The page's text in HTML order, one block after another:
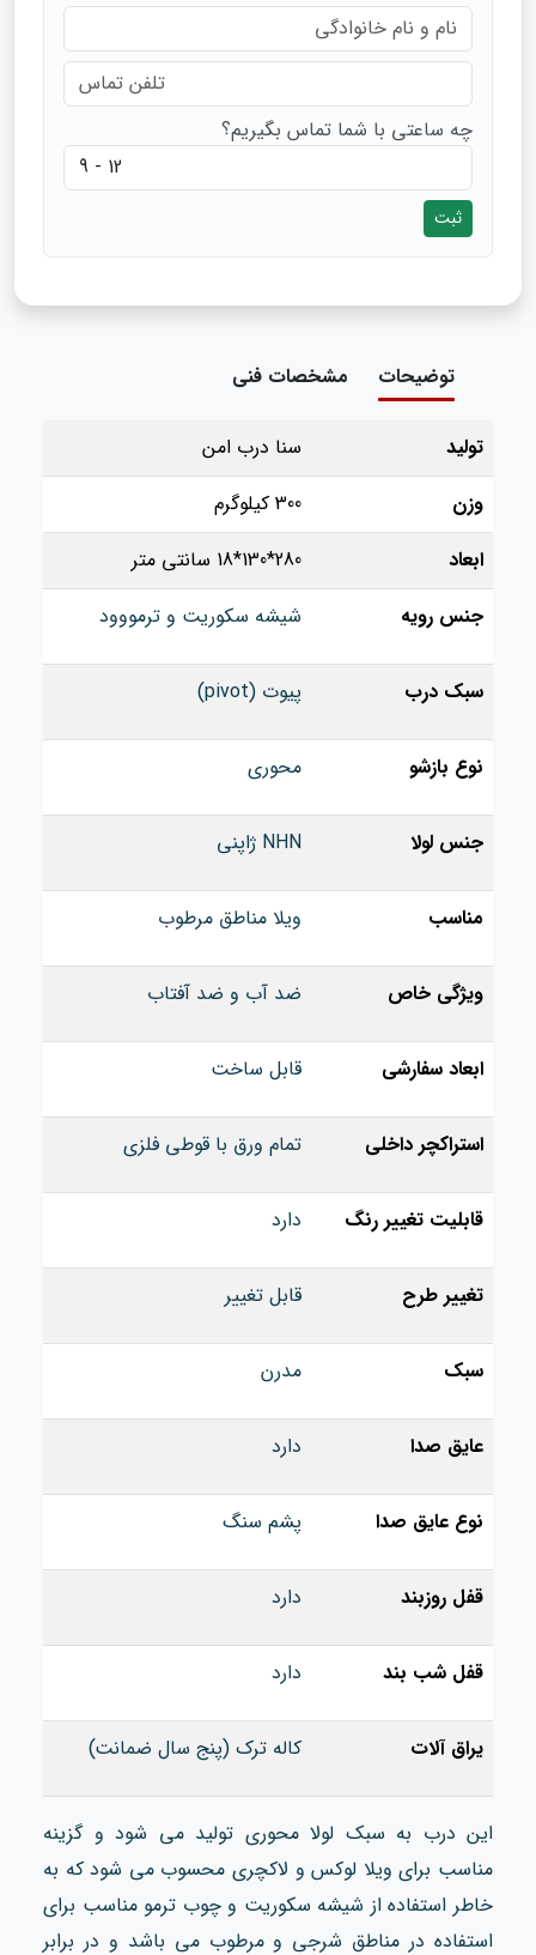
چه ساعتی با شما تماس بگیریم؟
ثبت
توضیحات مشخصات فنی
تولید
سنا درب امن
وزن
300 کیلوگرم
ابعاد
280*130*18 سانتی متر
جنس رویه
شیشه سکوریت و ترمووود
سبک درب پیوت (pivot)
نوع بازشو محوری
جنس لولا NHN ژاپنی
مناسب ویلا مناطق مرطوب
ویژگی خاص ضد آب و ضد آفتاب
ابعاد سفارشی قابل ساخت
استراکچر داخلی تمام ورق با قوطی فلزی
قابلیت تغییر رنگ دارد
تغییر طرح قابل تغییر
سبک مدرن
عایق صدا دارد
نوع عایق صدا پشم سنگ
قفل روزبند دارد
قفل شب بند دارد
یراق آلات کاله ترک (پنج سال ضمانت)
این درب به سبک لولا محوری تولید می شود و گزینه
مناسب برای ویلا لوکس و لاکچری محسوب می شود که به
خاطر استفاده از شیشه سکوریت و چوب ترمو مناسب برای
استفاده در مناطق شرجی و مرطوب می باشد و در برابر